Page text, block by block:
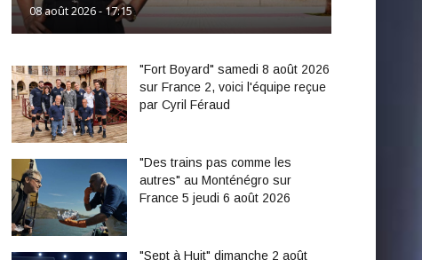
08 août 2026 - 17:15
"Fort Boyard" samedi 8 août 2026
sur France 2, voici l'équipe reçue
par Cyril Féraud
"Des trains pas comme les
autres" au Monténégro sur
France 5 jeudi 6 août 2026
"Sept à Huit" dimanche 2 août